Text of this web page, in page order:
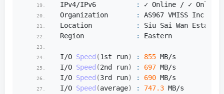
IPv4/IPv6
:
✓ Online / ✓ Online
Organization
:
AS967 VMISS Inc.
Location
:
Siu Sai Wan Estate /
Region
:
Eastern
I/O Speed (1st run) : 855 MB/s
I/O Speed (2nd run) : 697 MB/s
I/O Speed (3rd run) : 690 MB/s
I/O Speed (average) : 747.3 MB/s